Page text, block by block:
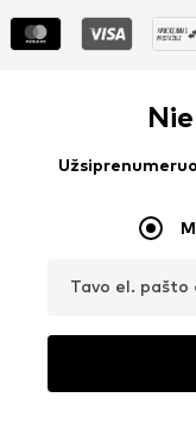
Tavo el. pašto